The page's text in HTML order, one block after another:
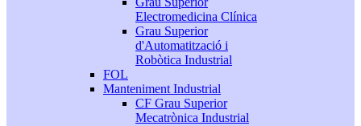
Electromedicina Clínica
Grau Superior
d'Automatització i
Robòtica Industrial
FOL
Manteniment Industrial
CF Grau Superior
Mecatrònica Industrial